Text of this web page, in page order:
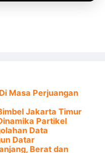
Masa Perjuangan
Jakarta Timur
Partikel
Data
Datar
Berat dan